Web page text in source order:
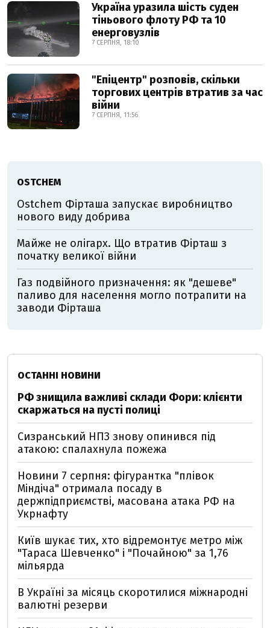
Україна уразила шість суден
тіньового флоту РФ та 10
енерговузлів
7 СЕРПНЯ, 18:10
"Епіцентр" розповів, скільки
торгових центрів втратив за час
війни
7 СЕРПНЯ, 11:56
OSTCHEM
Ostchem Фірташа запускає виробництво
нового виду добрива
Майже не олігарх. Що втратив Фірташ з
початку великої війни
Газ подвійного призначення: як "дешеве"
паливо для населення могло потрапити на
заводи Фірташа
ОСТАННІ НОВИНИ
РФ знищила важливі склади Фори: клієнти
скаржаться на пусті полиці
Сизранський НПЗ знову опинився під
атакою: спалахнула пожежа
Новини 7 серпня: фігурантка "плівок
Міндіча" отримала посаду в
держпідприємстві, масована атака РФ на
Укрнафту
Київ шукає тих, хто відремонтує метро між
"Тараса Шевченко" і "Почайною" за 1,76
мільярда
В Україні за місяць скоротилися міжнародні
валютні резерви